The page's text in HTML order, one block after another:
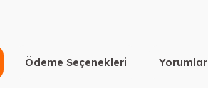
Ödeme Seçenekleri Yorumlar